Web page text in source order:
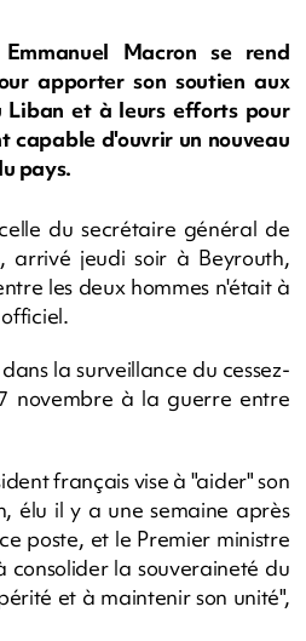
Macron se rend
apporter son soutien aux
Liban et à leurs efforts pour
capable d'ouvrir un nouveau
pays.
du secrétaire général de
arrivé jeudi soir à Beyrouth,
les deux hommes n'était à
la surveillance du cessez-
novembre à la guerre entre
français vise à "aider" son
élu il y a une semaine après
poste, et le Premier ministre
consolider la souveraineté du
et à maintenir son unité",